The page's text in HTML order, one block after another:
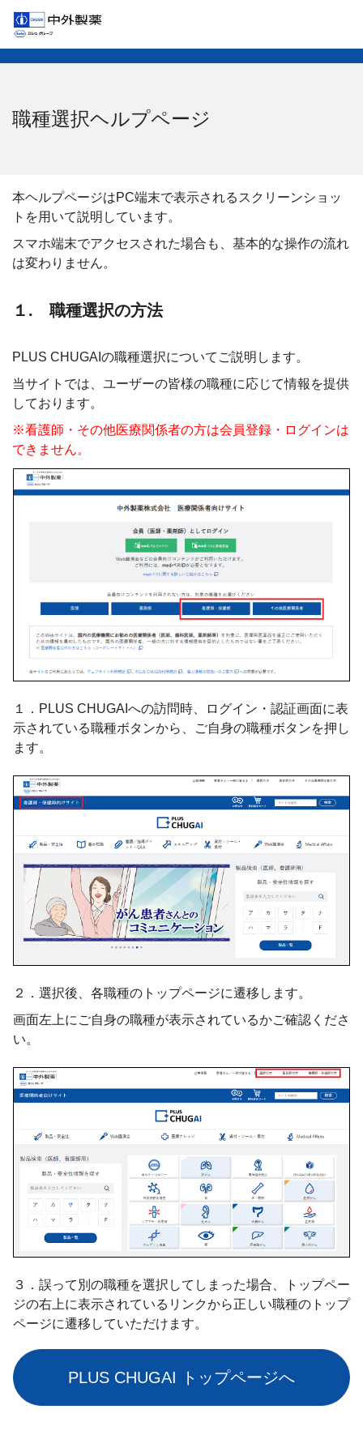
職種選択ヘルプページ
本ヘルプページはPC端末で表示されるスクリーンショッ
トを用いて説明しています。
スマホ端末でアクセスされた場合も、基本的な操作の流れ
は変わりません。
１. 職種選択の方法
PLUS CHUGAIの職種選択についてご説明します。
当サイトでは、ユーザーの皆様の職種に応じて情報を提供
しております。
※看護師・その他医療関係者の方は会員登録・ログインは
できません。
１．PLUS CHUGAIへの訪問時、ログイン・認証画面に表
示されている職種ボタンから、ご自身の職種ボタンを押し
ます。
２．選択後、各職種のトップページに遷移します。
画面左上にご自身の職種が表示されているかご確認くださ
い。
３．誤って別の職種を選択してしまった場合、トップペー
ジの右上に表示されているリンクから正しい職種のトップ
ページに遷移していただけます。
PLUS CHUGAI トップページへ